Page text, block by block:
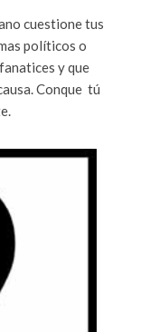
cuestione tus
políticos o
y que
Conque tú